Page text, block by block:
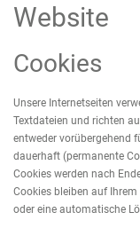
Website
Cookies
Unsere Internetseiten
Textdateien und richten
entweder vorübergehend
dauerhaft (permanente
Cookies werden nach
Cookies bleiben auf
oder eine automatische